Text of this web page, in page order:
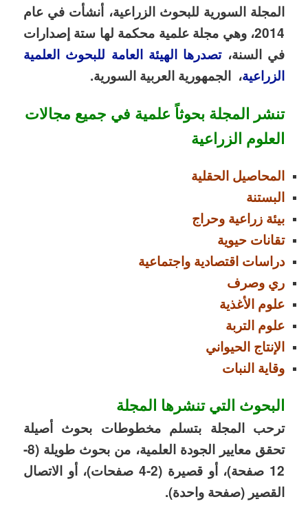
المجلة السورية للبحوث الزراعية، أنشأت في عام
2014، وهي مجلة علمية محكمة لها ستة إصدارات
في السنة،تصدرها الهيئة العامة للبحوث العلمية
الزراعية، الجمهورية العربية السورية.
تنشر المجلة بحوثاً علمية في جميع مجالات
العلوم الزراعية
المحاصيل الحقلية
البستنة
بيئة زراعية وحراج
تقانات حيوية
دراسات اقتصادية واجتماعية
ري وصرف
علوم الأغذية
علوم التربة
الإنتاج الحيواني
وقاية النبات
البحوث التي تنشرها المجلة
ترحب المجلة بتسلم مخطوطات بحوث أصيلة
تحقق معايير الجودة العلمية، من بحوث طويلة (8-
12 صفحة)، أو قصيرة
(2-4
صفحات)، أو الاتصال
القصير (صفحة واحدة).